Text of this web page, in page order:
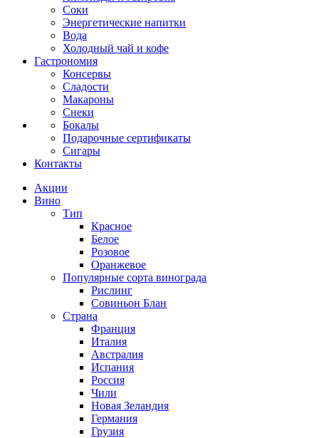
Соки
Энергетические напитки
Вода
Холодный чай и кофе
Гастрономия
Консервы
Сладости
Макароны
Снеки
Бокалы
Подарочные сертификаты
Сигары
Контакты
Акции
Вино
Тип
Красное
Белое
Розовое
Оранжевое
Популярные сорта винограда
Рислинг
Совиньон Блан
Страна
Франция
Италия
Австралия
Испания
Россия
Чили
Новая Зеландия
Германия
Грузия